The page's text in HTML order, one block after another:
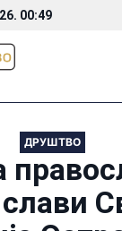
00:49
ДРУШТВО